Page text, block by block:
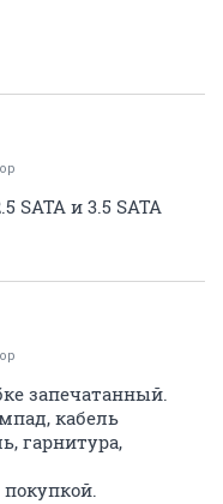
SATA и 3.5 SATA
запечатанный.
кабель
гарнитура,